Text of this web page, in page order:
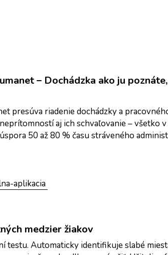
– Dochádzka ako ju
presúva riadenie dochádzky a
aj ich schvaľovanie – všetko
50 až 80 % času stráveného
aplikacia
medzier žiakov
testu. Automaticky identifikuje slabé